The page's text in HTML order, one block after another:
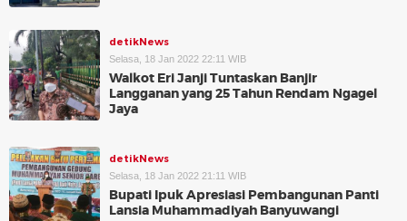
detikNews
Selasa, 18 Jan 2022 22:11 WIB
Walkot Eri Janji Tuntaskan Banjir
Langganan yang 25 Tahun Rendam Ngagel
Jaya
detikNews
Selasa, 18 Jan 2022 21:11 WIB
Bupati Ipuk Apresiasi Pembangunan Panti
Lansia Muhammadiyah Banyuwangi